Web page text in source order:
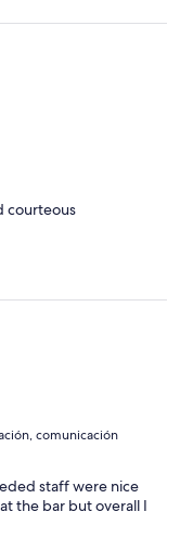
courteous
comunicación
staff were nice
the bar but overall I